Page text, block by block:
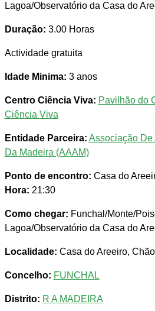
Lagoa/Observatório da Casa do
Duração: 3.00 Horas
Actividade gratuita
Idade Minima: 3 anos
Centro Ciência Viva: Pavilhão do
Ciência Viva
Entidade Parceira: Associação De
Da Madeira (AAAM)
Ponto de encontro: Casa do
Hora: 21:30
Como chegar: Funchal/Monte/
Lagoa/Observatório da Casa do
Localidade: Casa do Areeiro,
Concelho: FUNCHAL
Distrito: R A MADEIRA